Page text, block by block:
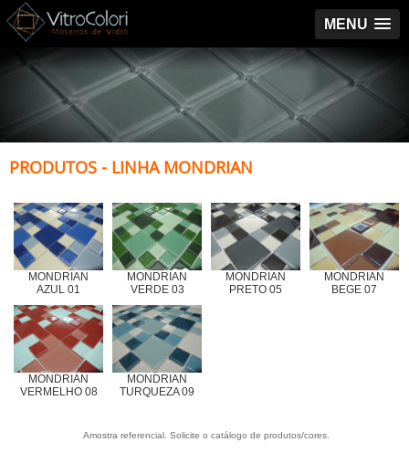
MENU
PRODUTOS - LINHA MONDRIAN
MONDRIAN
AZUL 01
MONDRIAN
VERDE 03
MONDRIAN
PRETO 05
MONDRIAN
BEGE 07
MONDRIAN
VERMELHO 08
MONDRIAN
TURQUEZA 09
Amostra referencial. Solicite o catálogo de produtos/cores.